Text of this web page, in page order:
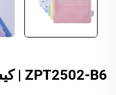
ZPT2502-B6 | كيس بسحّاب